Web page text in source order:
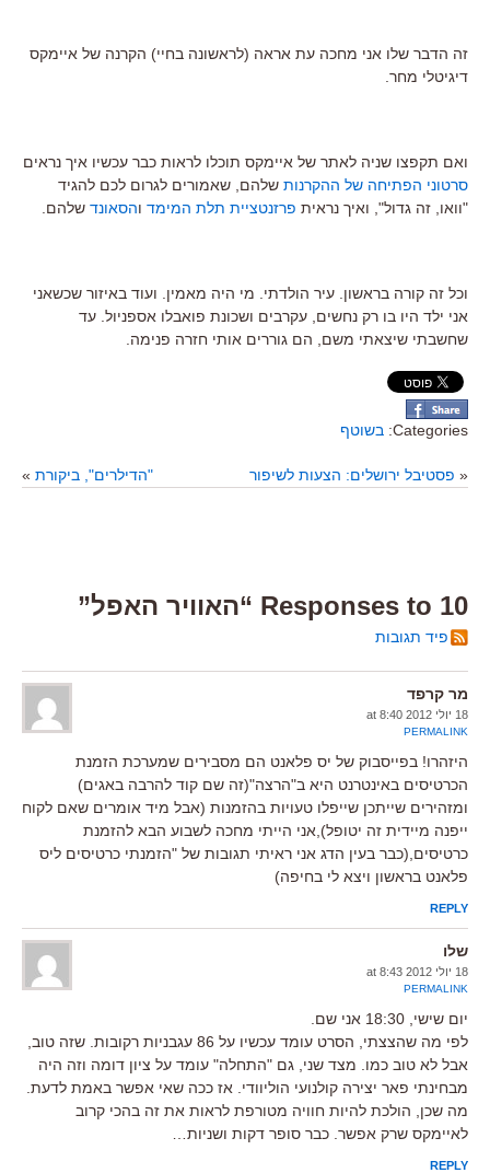
זה הדבר שלו אני מחכה עת אראה (לראשונה בחיי) הקרנה של איימקס
דיגיטלי מחר.
ואם תקפצו שניה לאתר של איימקס תוכלו לראות כבר עכשיו איך נראים
סרטוני הפתיחה של ההקרנות שלהם, שאמורים לגרום לכם להגיד
"וואו, זה גדול", ואיך נראית פרזנטציית תלת המימד והסאונד שלהם.
וכל זה קורה בראשון. עיר הולדתי. מי היה מאמין. ועוד באיזור שכשאני
אני ילד היו בו רק נחשים, עקרבים ושכונת פואבלו אספניול. עד
שחשבתי שיצאתי משם, הם גוררים אותי חזרה פנימה.
Categories: בשוטף
« פסטיבל ירושלים: הצעות לשיפור "הדילרים", ביקורת »
10 Responses to “האוויר האפל”
פיד תגובות
מר קרפד
18 יולי 2012 at 8:40
PERMALINK
היזהרו! בפייסבוק של יס פלאנט הם מסבירים שמערכת הזמנת
הכרטיסים באינטרנט היא ב"הרצה"(זה שם קוד להרבה באגים)
ומזהירים שייתכן שייפלו טעויות בהזמנות (אבל מיד אומרים שאם לקוח
ייפנה מיידית זה יטופל),אני הייתי מחכה לשבוע הבא להזמנת
כרטיסים,(כבר בעין הדג אני ראיתי תגובות של "הזמנתי כרטיסים ליס
פלאנט בראשון ויצא לי בחיפה)
REPLY
שלו
18 יולי 2012 at 8:43
PERMALINK
יום שישי, 18:30 אני שם.
לפי מה שהצצתי, הסרט עומד עכשיו על 86 עגבניות רקובות. שזה טוב,
אבל לא טוב כמו. מצד שני, גם "התחלה" עומד על ציון דומה וזה היה
מבחינתי פאר יצירה קולנועי הוליוודי. אז ככה שאי אפשר באמת לדעת.
מה שכן, הולכת להיות חוויה מטורפת לראות את זה בהכי קרוב
לאיימקס שרק אפשר. כבר סופר דקות ושניות…
REPLY